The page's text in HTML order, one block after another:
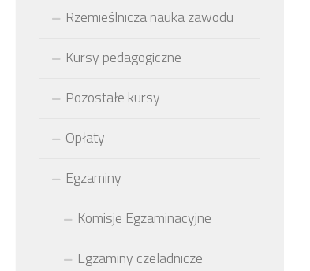
Rzemieślnicza nauka zawodu
Kursy pedagogiczne
Pozostałe kursy
Opłaty
Egzaminy
Komisje Egzaminacyjne
Egzaminy czeladnicze